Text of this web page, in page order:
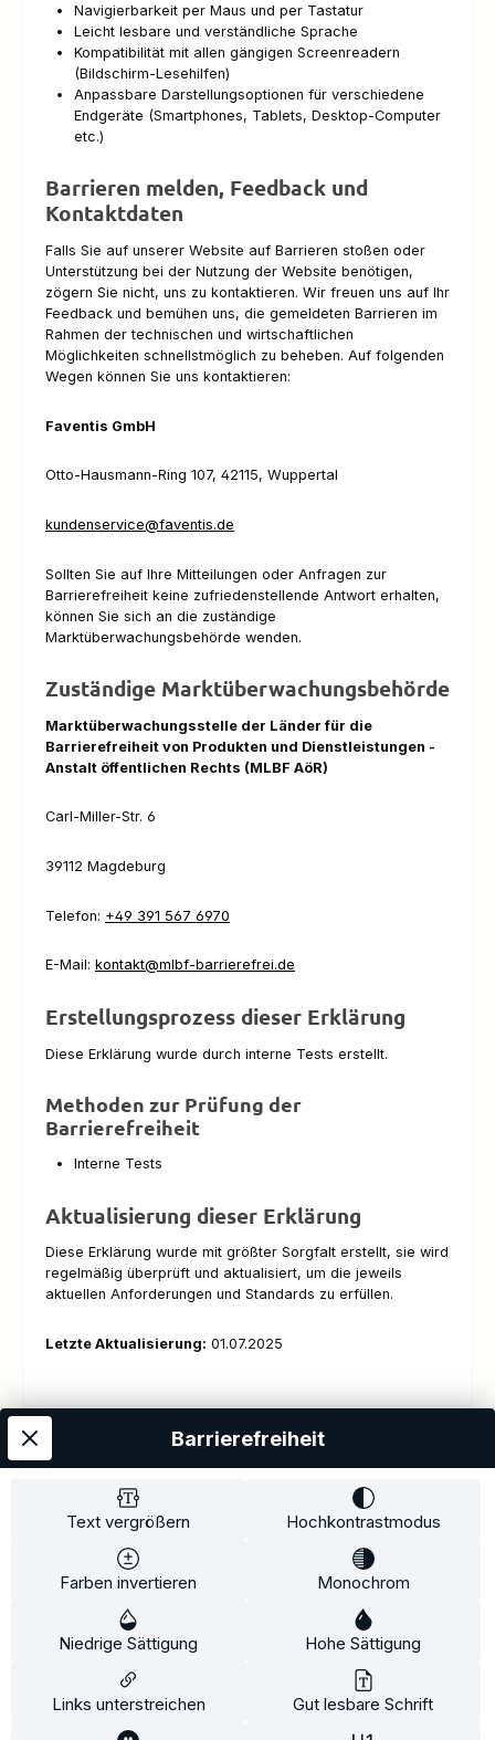
Navigierbarkeit per Maus und per Tastatur
Leicht lesbare und verständliche Sprache
Kompatibilität mit allen gängigen Screenreadern
(Bildschirm-Lesehilfen)
Anpassbare Darstellungsoptionen für verschiedene
Endgeräte (Smartphones, Tablets, Desktop-Computer
etc.)
Barrieren melden, Feedback und
Kontaktdaten
Falls Sie auf unserer Website auf Barrieren stoßen oder
Unterstützung bei der Nutzung der Website benötigen,
zögern Sie nicht, uns zu kontaktieren. Wir freuen uns auf Ihr
Feedback und bemühen uns, die gemeldeten Barrieren im
Rahmen der technischen und wirtschaftlichen
Möglichkeiten schnellstmöglich zu beheben. Auf folgenden
Wegen können Sie uns kontaktieren:
Faventis GmbH
Otto-Hausmann-Ring 107, 42115, Wuppertal
kundenservice@faventis.de
Sollten Sie auf Ihre Mitteilungen oder Anfragen zur
Barrierefreiheit keine zufriedenstellende Antwort erhalten,
können Sie sich an die zuständige
Marktüberwachungsbehörde wenden.
Zuständige Marktüberwachungsbehörde
Marktüberwachungsstelle der Länder für die
Barrierefreiheit von Produkten und Dienstleistungen -
Anstalt öffentlichen Rechts (MLBF AöR)
Carl-Miller-Str. 6
39112 Magdeburg
Telefon: +49 391 567 6970
E-Mail: kontakt@mlbf-barrierefrei.de
Erstellungsprozess dieser Erklärung
Diese Erklärung wurde durch interne Tests erstellt.
Methoden zur Prüfung der
Barrierefreiheit
Interne Tests
Aktualisierung dieser Erklärung
Diese Erklärung wurde mit größter Sorgfalt erstellt, sie wird
regelmäßig überprüft und aktualisiert, um die jeweils
aktuellen Anforderungen und Standards zu erfüllen.
Letzte Aktualisierung: 01.07.2025
Kostenloser Versand
Datenschutz
Widerrufsrecht
Widerrufsformular
Zahlung und Versand
Copyright© 2020-2025 Faventis GmbH. All Rights Reserved
Alle Preise inkl. gesetzl. Mehrwertsteuer zzgl.Versandkostenund ggf.
Text vergrößern Hochkontrastmodus
Farben invertieren Monochrom
Niedrige Sättigung Hohe Sättigung
Links unterstreichen Gut lesbare Schrift
Barrierefreiheit